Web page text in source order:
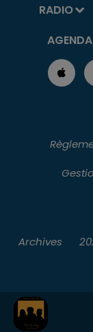
RADIO
AGENDA
Archives